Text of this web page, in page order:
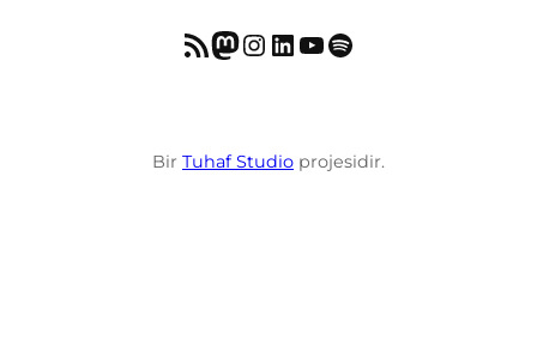
RSS akışı Mastodon Instagram LinkedIn YouTube Spotify
Bir Tuhaf Studio projesidir.